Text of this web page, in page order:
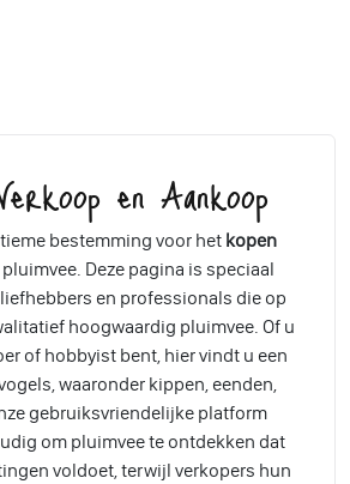
en Aankoop
bestemming voor het kopen
Deze pagina is speciaal
en professionals die op
hoogwaardig pluimvee. Of u
of hobbyist bent, hier vindt u een
waaronder kippen, eenden,
gebruiksvriendelijke platform
om pluimvee te ontdekken dat
voldoet, terwijl verkopers hun